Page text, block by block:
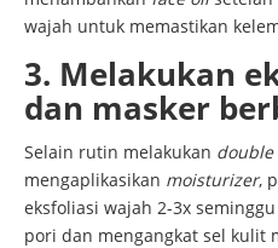
wajah untuk memastikan
3. Melakukan
dan masker
Selain rutin melakukan double
mengaplikasikan moisturizer,
eksfoliasi wajah 2-3x
pori dan mengangkat sel kulit